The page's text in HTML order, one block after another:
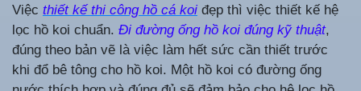
Việc thiết kế thi công hồ cá koi đẹp thì việc thiết kế hệ
lọc hồ koi chuẩn. Đi đường ống hồ koi đúng kỹ thuật,
đúng theo bản vẽ là việc làm hết sức cần thiết trước
khi đổ bê tông cho hồ koi. Một hồ koi có đường ống